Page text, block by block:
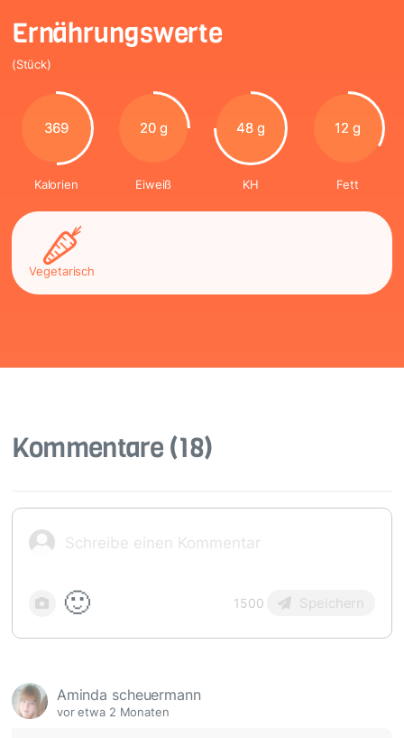
Ernährungswerte
(Stück)
369
Kalorien
20 g
Eiweiß
48 g
KH
12 g
Fett
Vegetarisch
Kommentare (18)
🙂 1500 Speichern
Aminda scheuermann
vor etwa 2 Monaten